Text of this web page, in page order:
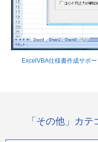
ExcelVBA仕様書作成サポー
「その他」カ